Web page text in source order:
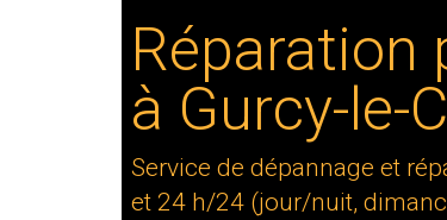
Réparation
à Gurcy-le-
Service de dépannage et
et 24 h/24 (jour/nuit,